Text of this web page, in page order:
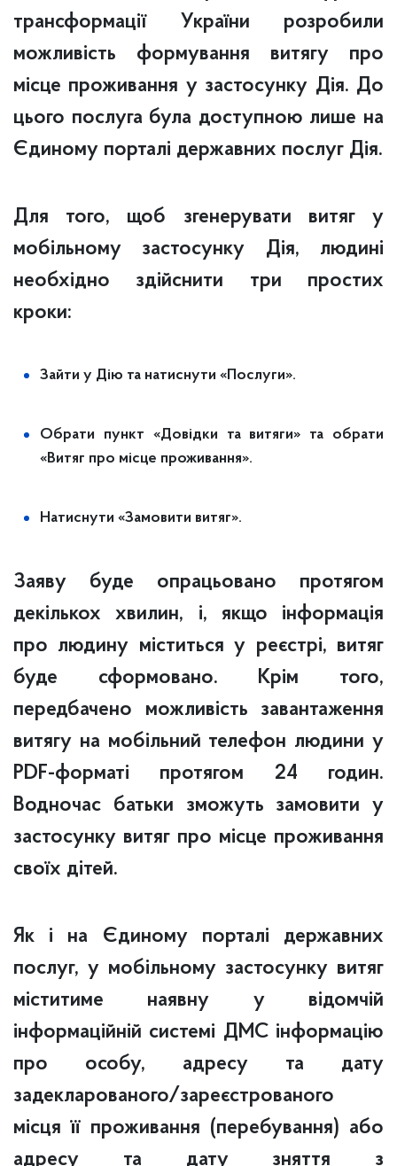
трансформації України розробили
можливість формування витягу про
місце проживання у застосунку Дія. До
цього послуга була доступною лише на
Єдиному порталі державних послуг Дія.
Для того, щоб згенерувати витяг у
мобільному застосунку Дія, людині
необхідно здійснити три простих
кроки:
Зайти у Дію та натиснути «Послуги».
Обрати пункт «Довідки та витяги» та обрати
«Витяг про місце проживання».
Натиснути «Замовити витяг».
Заяву буде опрацьовано протягом
декількох хвилин, і, якщо інформація
про людину міститься у реєстрі, витяг
буде сформовано. Крім того,
передбачено можливість завантаження
витягу на мобільний телефон людини у
PDF-форматі протягом 24 годин.
Водночас батьки зможуть замовити у
застосунку витяг про місце проживання
своїх дітей.
Як і на Єдиному порталі державних
послуг, у мобільному застосунку витяг
міститиме наявну у відомчій
інформаційній системі ДМС інформацію
про особу, адресу та дату
задекларованого/зареєстрованого
місця її проживання (перебування) або
адресу та дату зняття з